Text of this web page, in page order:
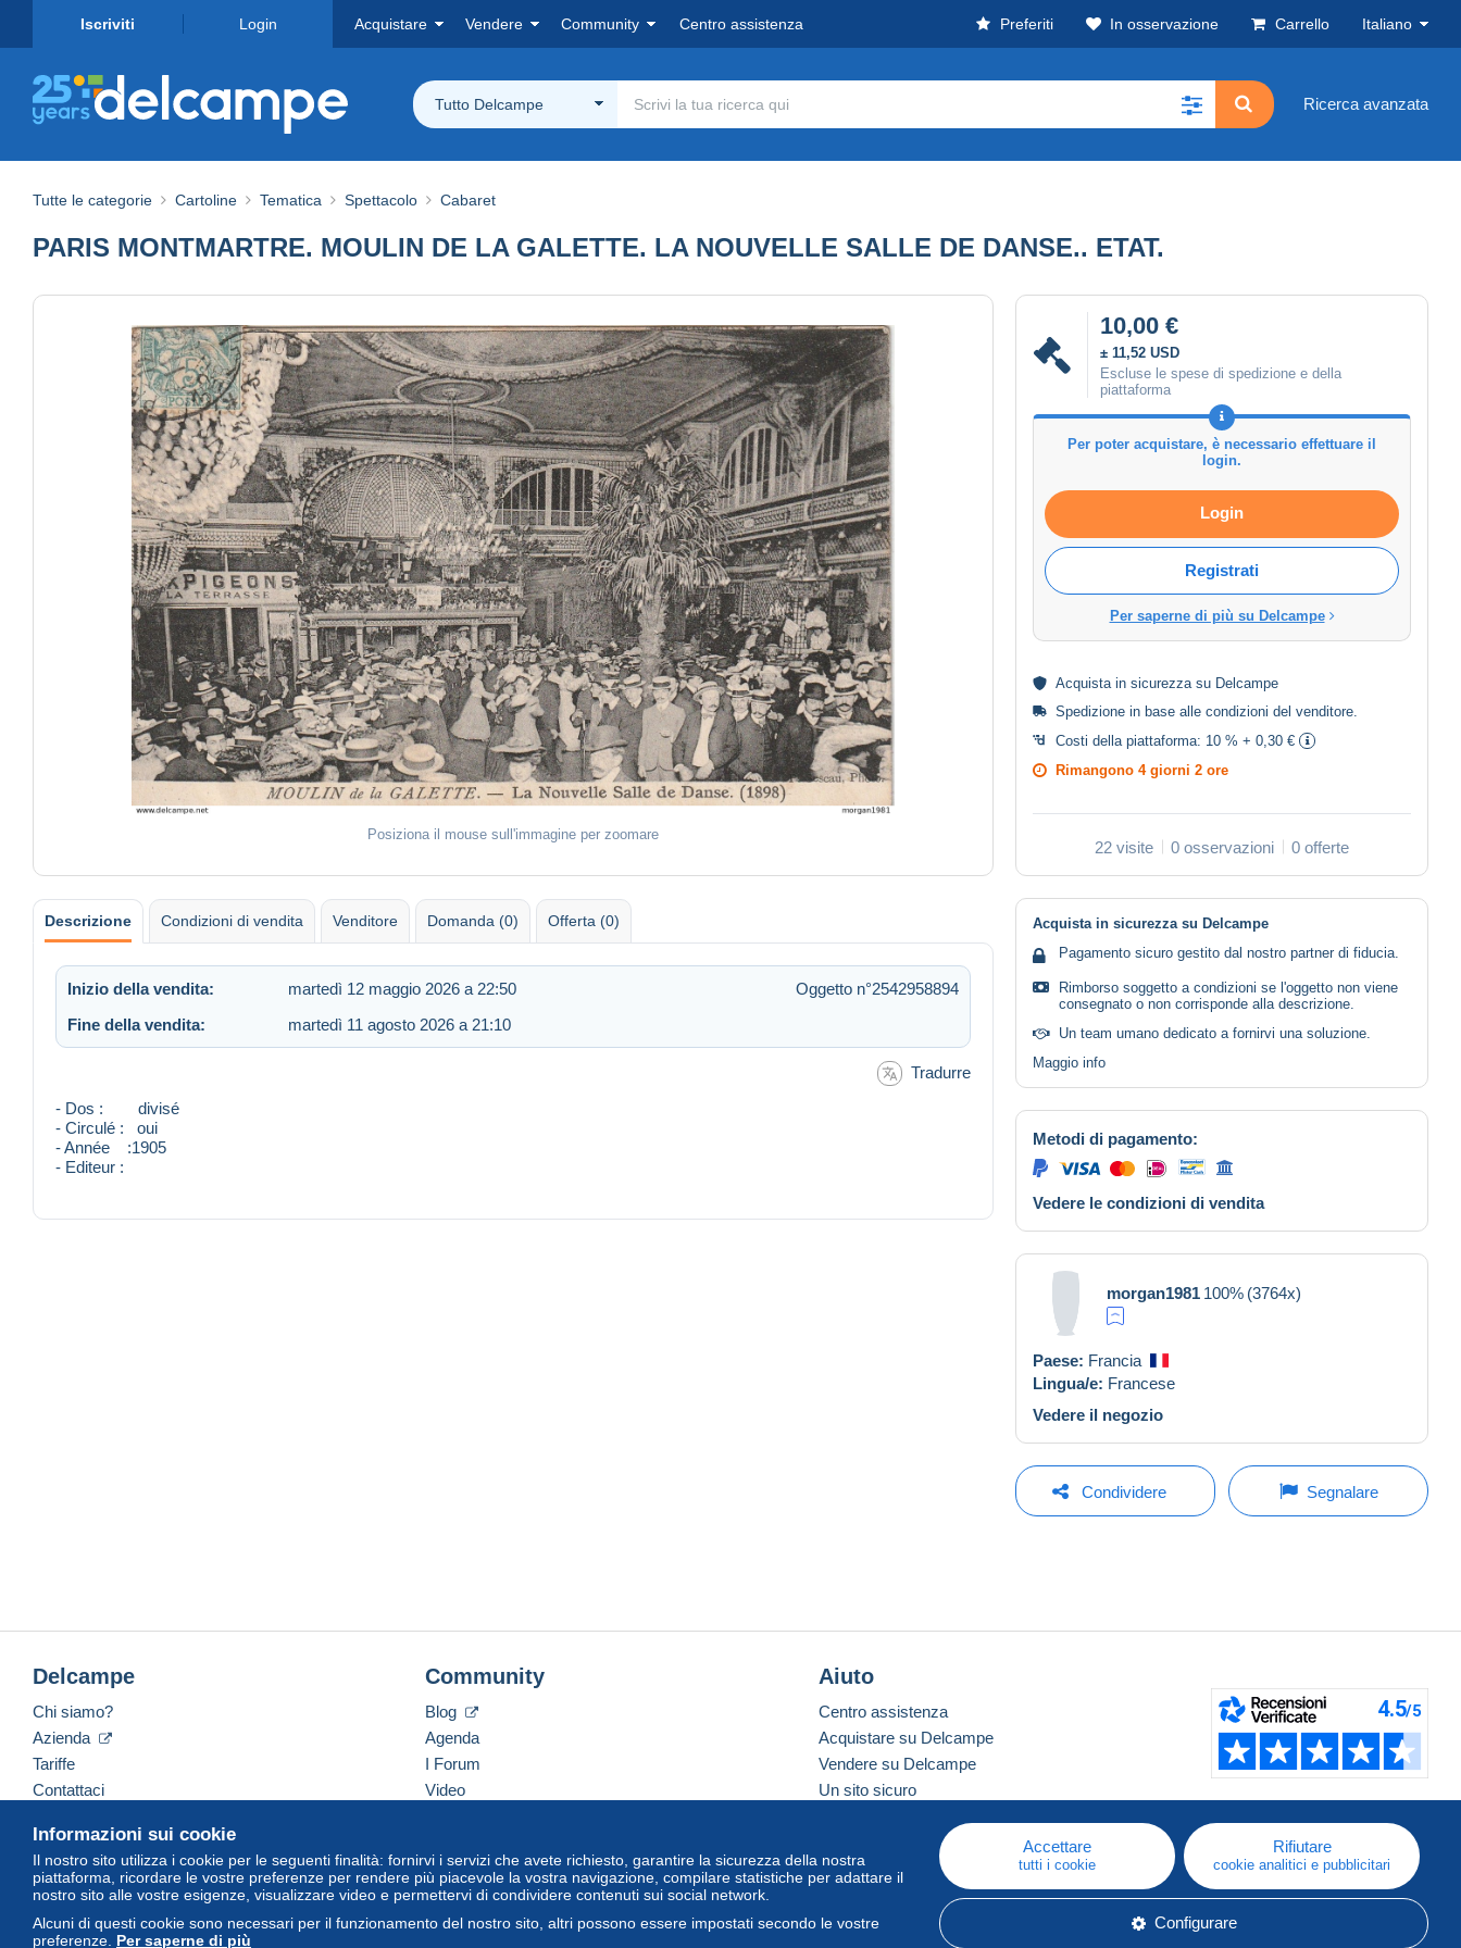
Iscriviti Login Acquistare Vendere Community Centro assistenza Preferiti In osservazione Carrello Italiano
Tutto Delcampe Ricerca avanzata
Tutte le categorie Cartoline Tematica Spettacolo Cabaret
PARIS MONTMARTRE. MOULIN DE LA GALETTE. LA NOUVELLE SALLE DE DANSE.. ETAT.
Posiziona il mouse sull'immagine per zoomare
10,00 €
± 11,52 USD
Escluse le spese di spedizione e della
piattaforma
Per poter acquistare, è necessario effettuare il
login.
Login
Registrati
Per saperne di più su Delcampe
Acquista in sicurezza su Delcampe
Spedizione in base alle condizioni del venditore
Costi della piattaforma: 10 % + 0,30 €
Rimangono 4 giorni 2 ore
22 visite 0 osservazioni 0 offerte
Descrizione Condizioni di vendita Venditore Domanda (0) Offerta (0)
Inizio della vendita: martedì 12 maggio 2026 a 22:50
Oggetto n°2542958894
Fine della vendita:
martedì 11 agosto 2026 a 21:10
Tradurre
- Dos : divisé
- Circulé : oui
- Année :1905
- Editeur :
Acquista in sicurezza su Delcampe
Pagamento sicuro gestito dal nostro partner di fiducia.
Rimborso soggetto a condizioni se l'oggetto non viene
consegnato o non corrisponde alla descrizione.
Un team umano dedicato a fornirvi una soluzione.
Maggio info
Metodi di pagamento:
Vedere le condizioni di vendita
morgan1981 100% (3764x)
Paese: Francia
Lingua/e: Francese
Vedere il negozio
Condividere Segnalare
Informazioni sui cookie
Il nostro sito utilizza i cookie per le seguenti finalità: fornirvi i servizi che avete richiesto, garantire la sicurezza della nostra
piattaforma, ricordare le vostre preferenze per rendere più piacevole la vostra navigazione, compilare statistiche per adattare il
nostro sito alle vostre esigenze, visualizzare video e permettervi di condividere contenuti sui social network.
Alcuni di questi cookie sono necessari per il funzionamento del nostro sito, altri possono essere impostati secondo le vostre
preferenze. Per saperne di più
Accettare
tutti i cookie
Rifiutare
cookie analitici e pubblicitari
Configurare
Delcampe
Chi siamo?
Azienda
Tariffe
Contattaci
Community
Blog
Agenda
I Forum
Video
Aiuto
Centro assistenza
Acquistare su Delcampe
Vendere su Delcampe
Un sito sicuro
Italiano USD America/Indiana/Vevay Versione standard
© Delcampe International Srl. Tutti i diritti riservati.